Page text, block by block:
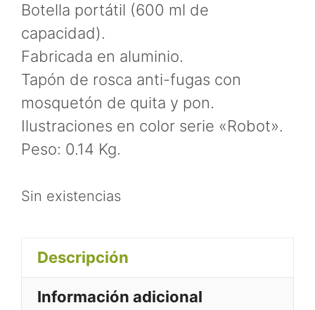
Botella portátil (600 ml de
capacidad).
Fabricada en aluminio.
Tapón de rosca anti-fugas con
mosquetón de quita y pon.
Ilustraciones en color serie «Robot».
Peso: 0.14 Kg.
Sin existencias
Descripción
Información adicional